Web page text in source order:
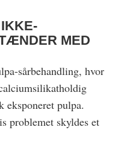
MED
sårbehandling, hvor
eksponeret pulpa.
problemet skyldes et